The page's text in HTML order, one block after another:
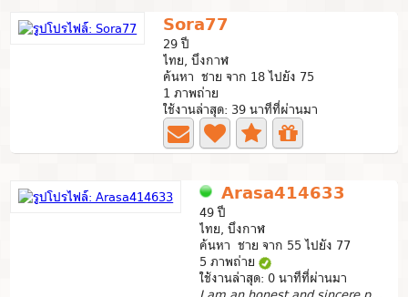
Sora77
29 ปี
ไทย, บึงกาฬ
ค้นหา ชาย จาก 18 ไปยัง 75
1 ภาพถ่าย
ใช้งานล่าสุด: 39 นาทีที่ผ่านมา
Arasa414633
49 ปี
ไทย, บึงกาฬ
ค้นหา ชาย จาก 55 ไปยัง 77
5 ภาพถ่าย
ใช้งานล่าสุด: 0 นาทีที่ผ่านมา